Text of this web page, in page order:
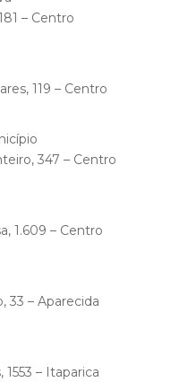
– Centro
119 – Centro
347 – Centro
1.609 – Centro
33 – Aparecida
– Itaparica